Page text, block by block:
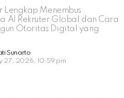
Lengkap Menembus
AI Rekruter Global dan Cara
Otoritas Digital yang
Sunarto
27, 2026, 10:59 pm